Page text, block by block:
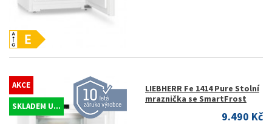
AKCE
SKLADEM U...
LIEBHERR Fe 1414 Pure Stolní
mraznička se SmartFrost
9.490 Kč